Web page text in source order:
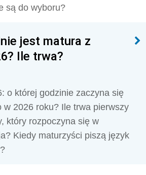
są do wyboru?
jest matura z
Ile trwa?
o której godzinie zaczyna się
w 2026 roku? Ile trwa pierwszy
który rozpoczyna się w
Kiedy maturzyści piszą język